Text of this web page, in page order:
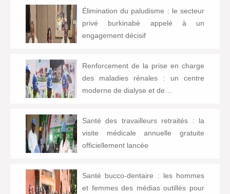
Élimination du paludisme : le secteur
privé burkinabè appelé à un
engagement décisif
Renforcement de la prise en charge
des maladies rénales : un centre
moderne de dialyse et de…
Santé des travailleurs retraités : la
visite médicale annuelle gratuite
officiellement lancée
Santé bucco-dentaire : les hommes
et femmes des médias outillés pour